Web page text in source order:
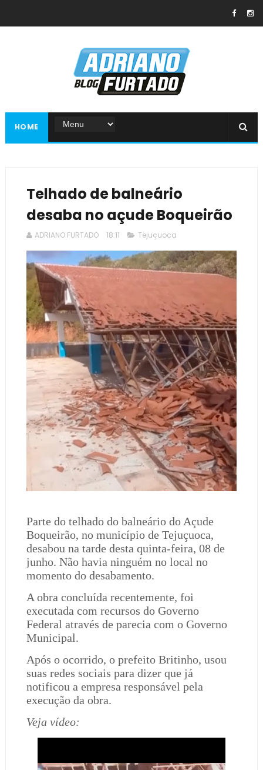
HOME
Telhado de balneário
desaba no açude Boqueirão
ADRIANO FURTADO 18:11 Tejuçuoca
Parte do telhado do balneário do Açude
Boqueirão, no município de Tejuçuoca,
desabou na tarde desta quinta-feira, 08 de
junho. Não havia ninguém no local no
momento do desabamento.
A obra concluída recentemente, foi
executada com recursos do Governo
Federal através de parecia com o Governo
Municipal.
Após o ocorrido, o prefeito Britinho, usou
suas redes sociais para dizer que já
notificou a empresa responsável pela
execução da obra.
Veja vídeo: